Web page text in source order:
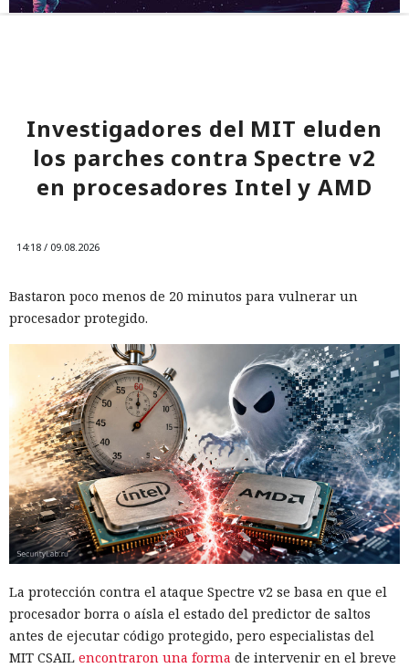
Investigadores del MIT eluden
los parches contra Spectre v2
en procesadores Intel y AMD
14:18 / 09.08.2026
Bastaron poco menos de 20 minutos para vulnerar un
procesador protegido.
La protección contra el ataque Spectre v2 se basa en que el
procesador borra o aísla el estado del predictor de saltos
antes de ejecutar código protegido, pero especialistas del
MIT CSAIL encontraron una forma de intervenir en el breve